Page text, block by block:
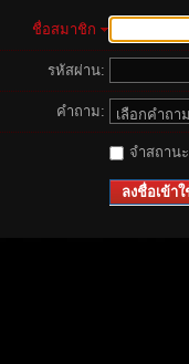
ชื่อสมาชิก
รหัสผ่าน:
คำถาม:
จำสถาน
ลงชื่อเข้าใ